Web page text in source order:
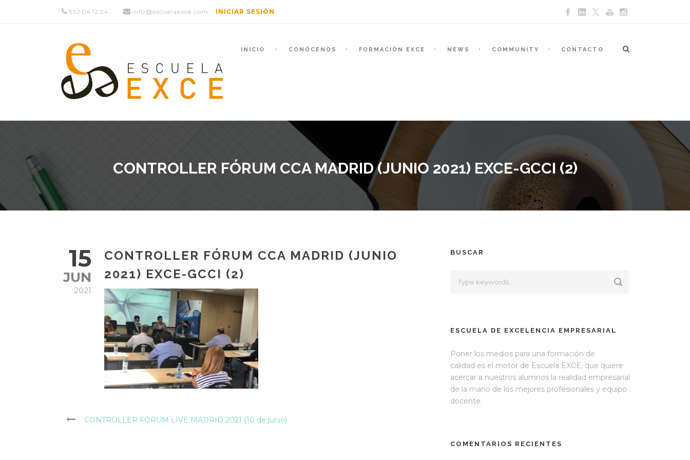
952 04 12 24 info@escuelaexce.com INICIAR SESIÓN
INICIO CONÓCENOS FORMACIÓN EXCE NEWS COMMUNITY CONTACTO
CONTROLLER FÓRUM CCA MADRID (JUNIO 2021) EXCE-GCCI (2)
15
JUN
2021
CONTROLLER FÓRUM CCA MADRID (JUNIO
2021) EXCE-GCCI (2)
CONTROLLER FÓRUM LIVE MADRID 2021 (10 de junio)
BUSCAR
ESCUELA DE EXCELENCIA EMPRESARIAL
Poner los medios para una formación de
calidad es el motor de Escuela EXCE, que quiere
acercar a nuestros alumnos la realidad empresarial
de la mano de los mejores profesionales y equipo
docente.
COMENTARIOS RECIENTES